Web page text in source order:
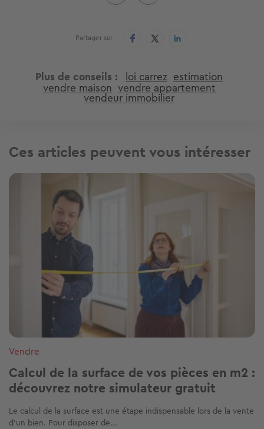
Partager sur
Plus de conseils loi carrez estimation
vendre maison vendre appartement
vendeur immobilier
Ces articles peuvent vous intéresser
Image
Vendre
Calcul de la surface de vos pièces en m2 :
découvrez notre simulateur gratuit
Le calcul de la surface est une étape indispensable lors de la vente
d'un bien. Pour disposer de...